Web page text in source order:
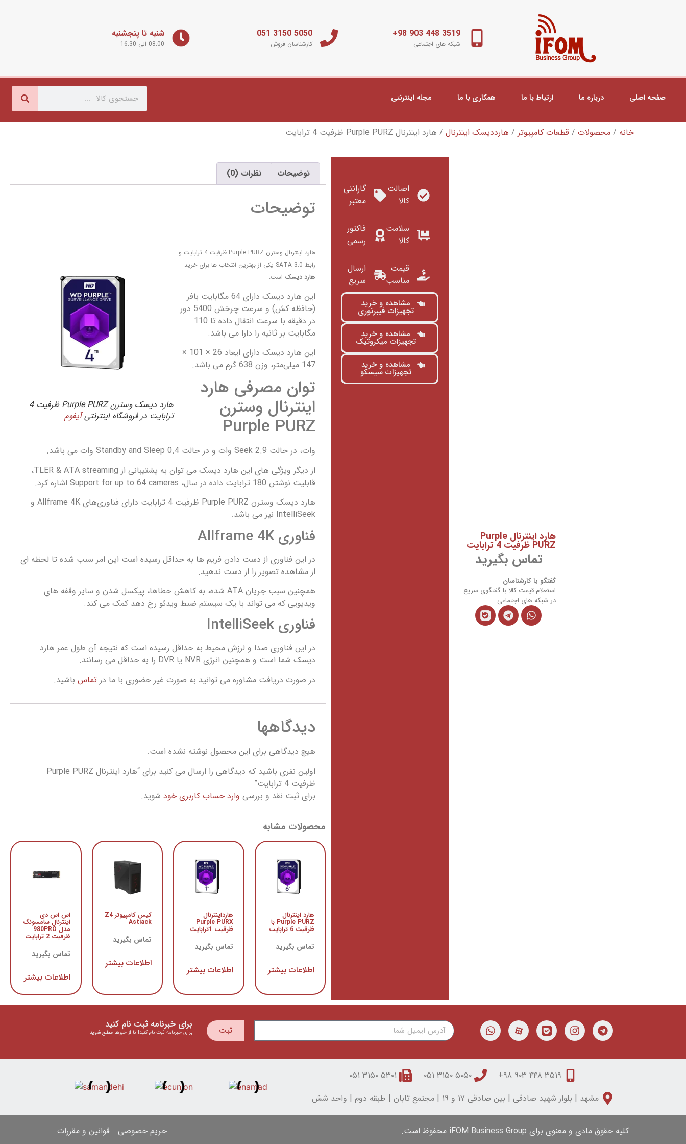
3519 448 903 98+
شبکه های اجتماعی
5050 3150 051
کارشناسان فروش
شنبه تا پنجشنبه
08:00 الی 16:30
صفحه اصلی درباره ما ارتباط با ما همکاری با ما مجله اینترنتی
خانه / محصولات / قطعات کامپیوتر / هارددیسک اینترنال / هارد اینترنال Purple PURZ ظرفیت 4 ترابایت
هارد اینترنال Purple
PURZ ظرفیت 4 ترابایت
تماس بگیرید
گفتگو با کارشناسان
استعلام قیمت کالا با گفتگوی سریع
در شبکه های اجتماعی
اصالت
کالا
سلامت
کالا
قیمت
مناسب
گارانتی
معتبر
فاکتور
رسمی
ارسال
سریع
مشاهده و خرید
تجهیزات فیبرنوری
مشاهده و خرید
تجهیزات میکروتیک
مشاهده و خرید
تجهیزات سیسکو
توضیحات نظرات (0)
توضیحات
هارد دیسک وسترن Purple PURZ ظرفیت 4
ترابایت در فروشگاه اینترنتیآیفوم
هارد اینترنال وسترن Purple PURZ ظرفیت 4 ترابایت و
رابط SATA 3.0 یکی از بهترین انتخاب ها برای خرید
هارد دیسک است.
این هارد دیسک دارای 64 مگابایت بافر
(حافظه کش) و سرعت چرخش 5400 دور
در دقیقه با سرعت انتقال داده تا 110
مگابایت بر ثانیه را دارا می باشد.
این هارد دیسک دارای ایعاد 26 × 101 ×
147 میلی‌متر، وزن 638 گرم می باشد.
توان مصرفی هارد
اینترنال وسترن
Purple PURZ
وات، در حالت Seek 2.9 وات و در حالت Standby and Sleep 0.4 وات می باشد.
از دیگر ویژگی های این هارد دیسک می توان به پشتیبانی از TLER & ATA streaming،
قابلیت نوشتن 180 ترابایت داده در سال، Support for up to 64 cameras اشاره کرد.
هارد دیسک وسترن Purple PURZ ظرفیت 4 ترابایت دارای فناوری‌های Allframe 4K و
IntelliSeek نیز می باشد.
فناوری‌ Allframe 4K
در این فناوری از دست دادن فریم ها به حداقل رسیده است این امر سبب شده تا لحظه ای
از مشاهده تصویر را از دست ندهید.
همچنین سبب جریان ATA شده، به کاهش خطاها، پیکسل شدن و سایر وقفه های
ویدیویی که می تواند با یک سیستم ضبط ویدئو رخ دهد کمک می کند.
فناوری‌ IntelliSeek
در این فناوری صدا و لرزش محیط به حداقل رسیده است که نتیجه آن طول عمر هارد
دیسک شما است و همچنین انرژی NVR یا DVR را به حداقل می رسانند.
در صورت دریافت مشاوره می توانید به صورت غیر حضوری با ما در تماسباشید.
دیدگاهها
هیچ دیدگاهی برای این محصول نوشته نشده است.
اولین نفری باشید که دیدگاهی را ارسال می کنید برای “هارد اینترنال Purple PURZ
ظرفیت 4 ترابایت”
برای ثبت نقد و بررسی وارد حساب کاربری خودشوید.
محصولات مشابه
هارد اینترنال
Purple PURZ با
ظرفیت 6 ترابایت
تماس بگیرید
اطلاعات بیشتر
هارداینترنال
Purple PURX
ظرفیت 1ترابایت
تماس بگیرید
اطلاعات بیشتر
کیس کامپیوتر Z4
Astiack
تماس بگیرید
اطلاعات بیشتر
اس اس دی
اینترنال سامسونگ
مدل 980PRO
ظرفیت 2 ترابایت
تماس بگیرید
اطلاعات بیشتر
ثبت برای خبرنامه ثبت نام کنید
برای خبرنامه ثبت نام کنید! تا از خبرها مطلع شوید.
۳۵۱۹ ۴۴۸ ۹۰۳ ۹۸+ ۵۰۵۰ ۳۱۵۰ ۰۵۱
۵۳۰۱ ۳۱۵۰ ۰۵۱
مشهد | بلوار شهید صادقی | بین صادقی ۱۷ و ۱۹ | مجتمع تابان | طبقه دوم | واحد شش
کلیه حقوق مادی و معنوی برای iFOM Business Group محفوظ است. حریم خصوصی قوانین و مقررات